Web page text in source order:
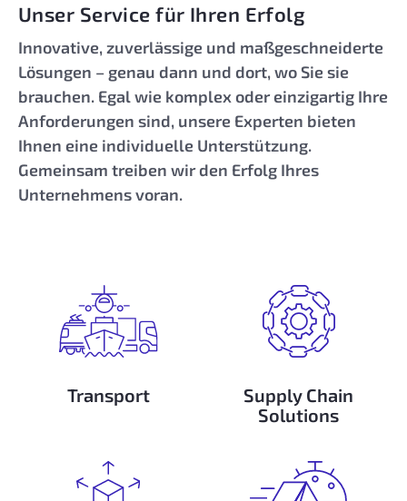
Unser Service für Ihren Erfolg
Innovative, zuverlässige und maßgeschneiderte
Lösungen – genau dann und dort, wo Sie sie
brauchen. Egal wie komplex oder einzigartig Ihre
Anforderungen sind, unsere Experten bieten
Ihnen eine individuelle Unterstützung.
Gemeinsam treiben wir den Erfolg Ihres
Unternehmens voran.
Transport
Supply Chain
Solutions